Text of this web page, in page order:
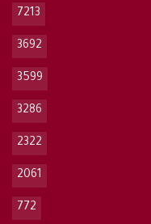
7213
3692
3599
3286
2322
2061
772